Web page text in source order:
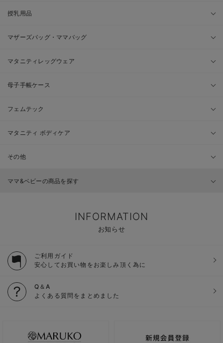
授乳用品
マザーズバッグ・ママバッグ
マタニティレッグウェア
母子手帳ケース
フェムテック
マタニティ ボディケア
その他
ママ&ベビーの商品を探す
INFORMATION
お知らせ
ご利用ガイド
安心してお買い物をお楽しみ頂く為に
Q＆A
よくある質問をまとめました